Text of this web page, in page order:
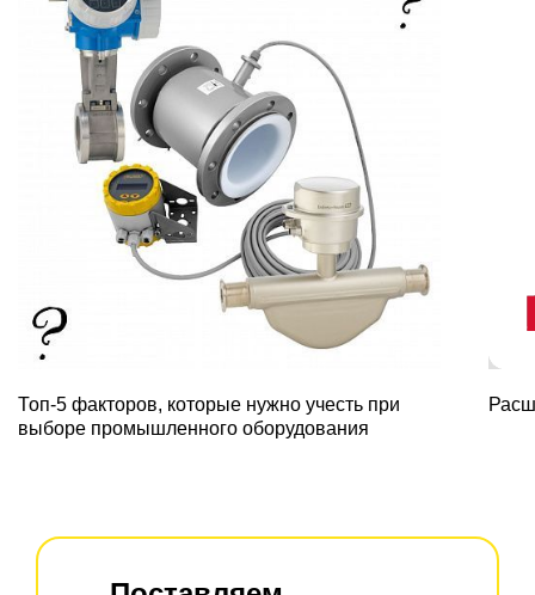
Топ-5 факторов, которые нужно учесть при
выборе промышленного оборудования